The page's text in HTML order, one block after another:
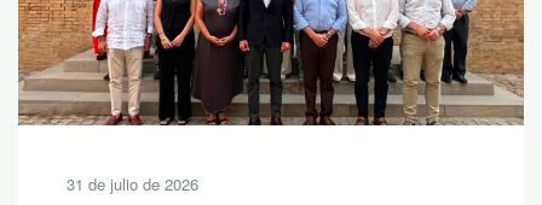
31 de julio de 2026